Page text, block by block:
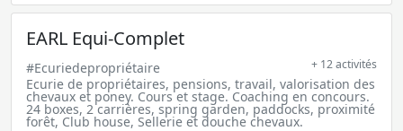
EARL Equi-Complet
#Ecuriedepropriétaire + 12 activités
Ecurie de propriétaires, pensions, travail, valorisation des
chevaux et poney. Cours et stage. Coaching en concours.
24 boxes, 2 carrières, spring garden, paddocks, proximité
forêt, Club house, Sellerie et douche chevaux.